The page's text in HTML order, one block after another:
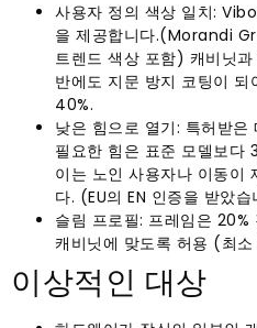
사용자 정의 색상 일치:
을 제공합니다.(Morandi
트렌드 색상 포함) 캐비닛
반에도 지문 방지 코팅이 되
40%.
낮은 힘으로 열기: 특허받은
필요한 힘은 표준 모델보다
이는 노인 사용자나 이동이
다. (EU의 EN 인증을 받았
슬림 프로필: 프레임은 20%
캐비닛에 맞도록 허용 (최
이상적인 대상